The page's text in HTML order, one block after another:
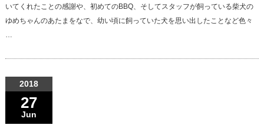
いてくれたことの感謝や、初めてのBBQ、そしてスタッフが飼っている柴犬の
ゆめちゃんのあたまをなで、幼い頃に飼っていた犬を思い出したことなど色々
…
2018
27
Jun